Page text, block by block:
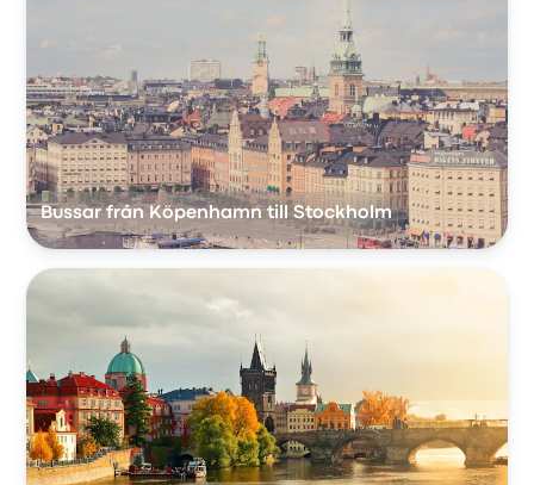
Bussar från Köpenhamn till Stockholm